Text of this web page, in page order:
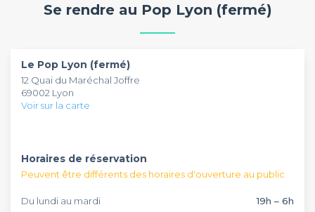
laisse pas indifférent non plus, avec une vue imprenable sur
les plus fous ! Idéal pour une soirée BDE, une soirée
étudiante, un pot de départ, un enterrement de vie de
jeune fille/garçon ou un anniversaire.
Se rendre au Pop Lyon (fermé)
Le Pop Lyon (fermé)
12 Quai du Maréchal Joffre
69002 Lyon
Voir sur la carte
Horaires de réservation
Peuvent être différents des horaires d'ouverture au public
Du lundi au mardi 19h – 6h